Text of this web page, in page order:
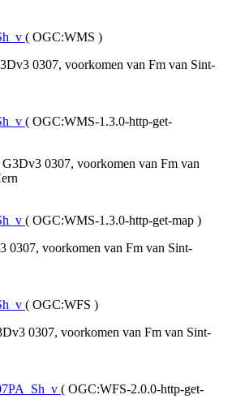
( OGC:WMS )
0307, voorkomen van Fm van Sint-
( OGC:WMS-1.3.0-http-get-
0307, voorkomen van Fm van
( OGC:WMS-1.3.0-http-get-map )
0307, voorkomen van Fm van Sint-
( OGC:WFS )
0307, voorkomen van Fm van Sint-
( OGC:WFS-2.0.0-http-get-